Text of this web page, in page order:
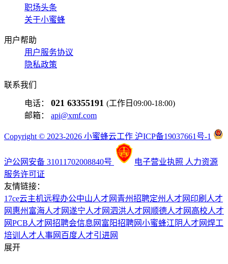
职场头条
关于小蜜蜂
用户帮助
用户服务协议
隐私政策
联系我们
电话： 021 63355191 (工作日09:00-18:00)
邮箱： api@xmf.com
Copyright © 2023-2026 小蜜蜂云工作 沪ICP备19037661号-1
沪公网安备 31011702008840号 电子营业执照 人力资源
服务许可证
友情链接：
17ce云主机远程办公中山人才网 青州招聘定州人才网 印刷人才
网 惠州富海人才网遂宁人才网泗洪人才网 顺德人才网 高校人才
网PCB人才网招聘会信息网 富阳招聘网小蜜蜂江阴人才网焊工
培训 人才人事网 百度人才引进网
展开